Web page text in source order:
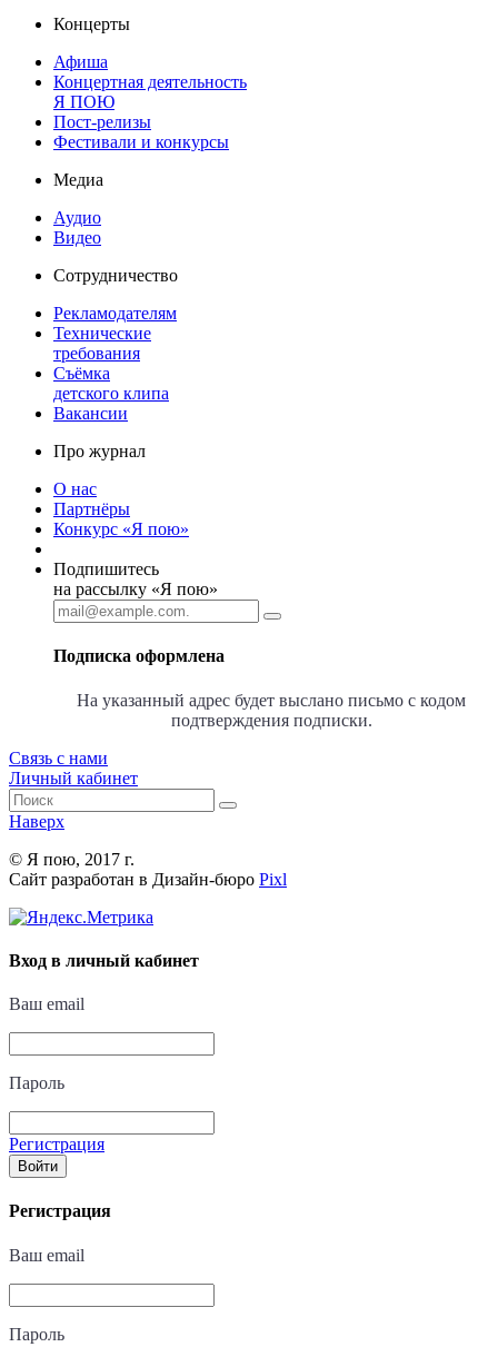
Концерты
Афиша
Концертная деятельность
Я ПОЮ
Пост-релизы
Фестивали и конкурсы
Медиа
Аудио
Видео
Сотрудничество
Рекламодателям
Технические
требования
Съёмка
детского клипа
Вакансии
Про журнал
О нас
Партнёры
Конкурс «Я пою»
Подпишитесь
на рассылку «Я пою»
Подписка оформлена
На указанный адрес будет выслано письмо с кодом
подтверждения подписки.
Связь с нами
Личный кабинет
Наверх
© Я пою, 2017 г.
Сайт разработан в Дизайн-бюро Pixl
Вход в личный кабинет
Ваш email
Пароль
Регистрация
Войти
Регистрация
Ваш email
Пароль